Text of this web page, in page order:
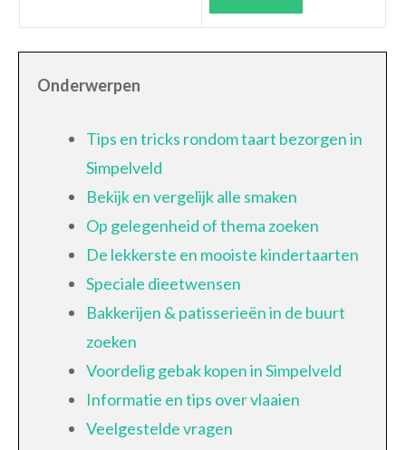
Onderwerpen
Tips en tricks rondom taart bezorgen in
Simpelveld
Bekijk en vergelijk alle smaken
Op gelegenheid of thema zoeken
De lekkerste en mooiste kindertaarten
Speciale dieetwensen
Bakkerijen & patisserieën in de buurt
zoeken
Voordelig gebak kopen in Simpelveld
Informatie en tips over vlaaien
Veelgestelde vragen